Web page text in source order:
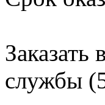
Заказать
службы